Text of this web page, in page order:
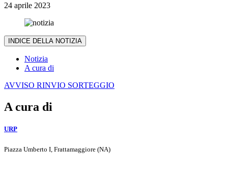
24 aprile 2023
INDICE DELLA NOTIZIA
Notizia
A cura di
AVVISO RINVIO SORTEGGIO
A cura di
URP
Piazza Umberto I, Frattamaggiore (NA)